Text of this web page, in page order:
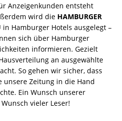
Anzeigenkunden entsteht
wird die HAMBURGER
in Hamburger Hotels ausgelegt –
sich über Hamburger
informieren. Gezielt
an ausgewählte
So gehen wir sicher, dass
Zeitung in die Hand
Ein Wunsch unserer
vieler Leser!